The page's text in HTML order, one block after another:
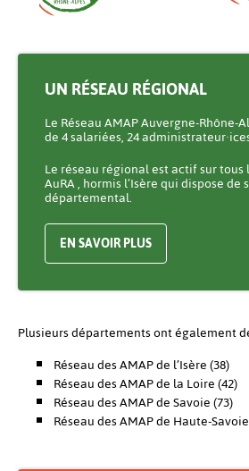
UN RÉSEAU RÉGIONAL
Le Réseau AMAP Auvergne-Rhône-
de 4 salariées, 24
Le réseau régional est actif sur
AuRA , hormis l’Isère qui dispose
départemental.
EN SAVOIR PLUS
Plusieurs départements ont également
Réseau des AMAP de l’Isère (38)
Réseau des AMAP de la Loire (42)
Réseau des AMAP de Savoie (73)
Réseau des AMAP de Haute-